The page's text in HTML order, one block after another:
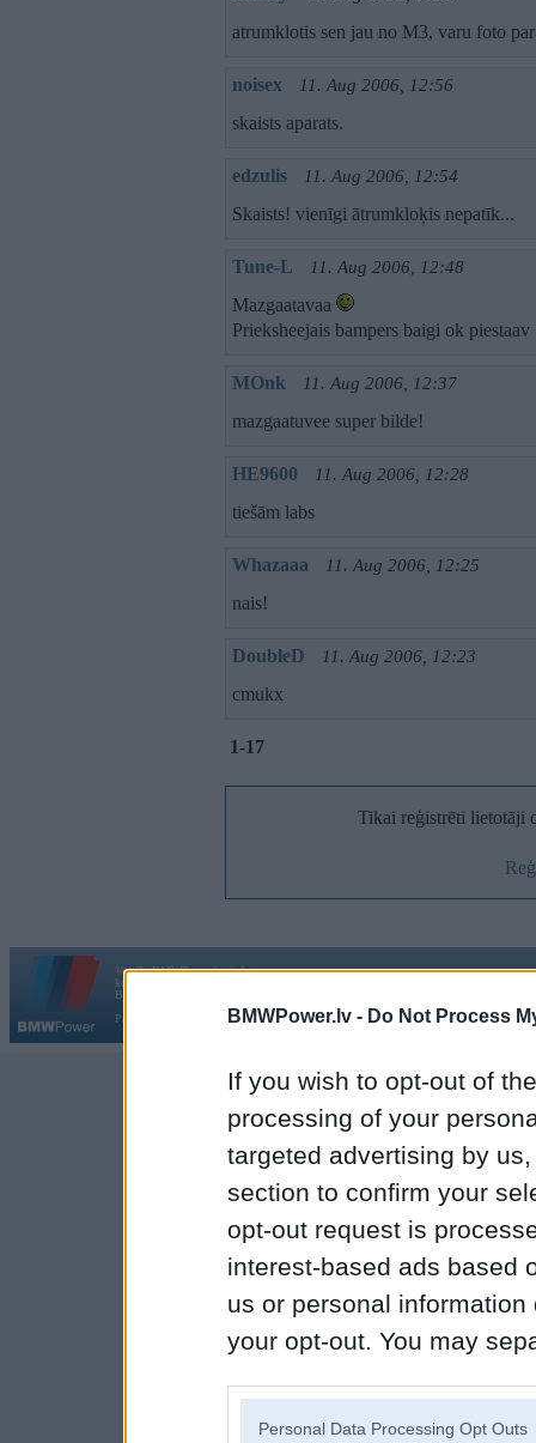
BMWPower.lv - Do Not Process
If you wish to opt-out of
processing of your
targeted advertising by
section to confirm your
opt-out request is
interest-based ads based
us or personal
your opt-out. You may
Personal Data Processing Opt Outs
atrumklotis sen jau no M3, varu foto
noisex 11. Aug 2006, 12:56
skaists aparats.
edzulis 11. Aug 2006, 12:54
Skaists! vienīgi ātrumkloķis nepatīk...
Tune-L 11. Aug 2006, 12:48
Mazgaatavaa
Prieksheejais bampers baigi ok
MOnk 11. Aug 2006, 12:37
mazgaatuvee super bilde!
HE9600 11. Aug 2006, 12:28
tiešām labs
Whazaaa 11. Aug 2006, 12:25
nais!
DoubleD 11. Aug 2006, 12:23
cmukx
1-17
Tikai reģistrēti lietotāji
Vortāls BMWPower.lv darbojas
kopš 2002. gada 14. maija. Tas nav auto klubs un nav saistīts ar
BMW AG.
Par BMWPower
Kontakti | Reklāma